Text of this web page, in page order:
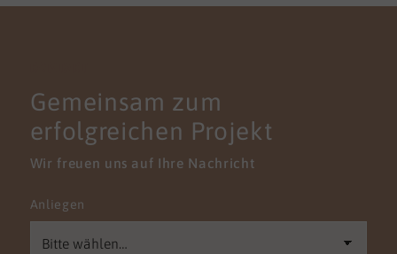
Gemeinsam zum
erfolgreichen Projekt
Wir freuen uns auf Ihre Nachricht
Anliegen